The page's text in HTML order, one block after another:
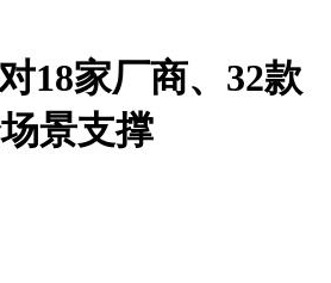
18家厂商、32款
景支撑